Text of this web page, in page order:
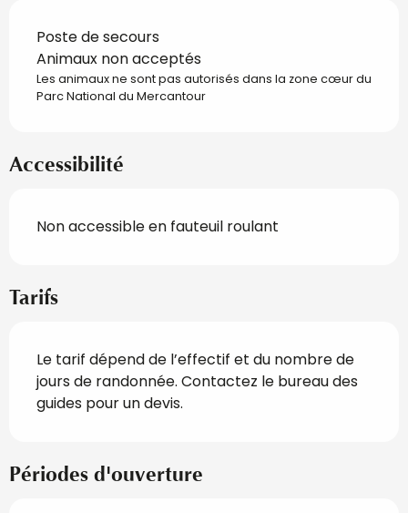
Poste de secours
Animaux non acceptés
Les animaux ne sont pas autorisés dans la zone cœur du
Parc National du Mercantour
Accessibilité
Non accessible en fauteuil roulant
Tarifs
Le tarif dépend de l’effectif et du nombre de
jours de randonnée. Contactez le bureau des
guides pour un devis.
Périodes d'ouverture